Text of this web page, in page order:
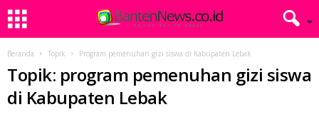
Beranda Topik Program pemenuhan gizi siswa di Kabupaten Lebak
Topik: program pemenuhan gizi siswa
di Kabupaten Lebak